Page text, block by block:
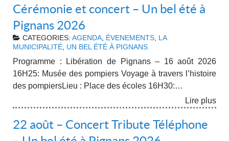
Cérémonie et concert – Un bel été à
Pignans 2026
CATEGORIES: AGENDA, ÉVENEMENTS, LA
MUNICIPALITÉ, UN BEL ÉTÉ À PIGNANS
Programme : Libération de Pignans – 16 août 2026
16H25: Musée des pompiers Voyage à travers l’histoire
des pompiersLieu : Place des écoles 16H30:…
Lire plus
22 août – Concert Tribute Téléphone